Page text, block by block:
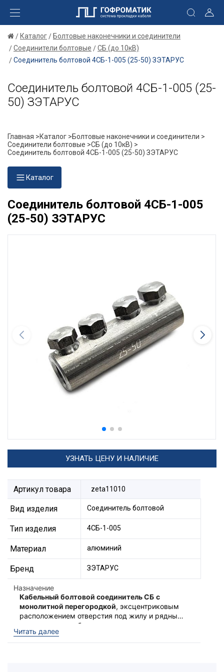
Каталог
Болтовые наконечники и соединители
Соединители болтовые
СБ (до 10кВ)
Соединитель болтовой 4СБ-1-005 (25-50) ЗЭТАРУС
Соединитель болтовой 4СБ-1-005 (25-
50) ЗЭТАРУС
Главная >Каталог >Болтовые наконечники и соединители >
Соединители болтовые >СБ (до 10кВ) >
Соединитель болтовой 4СБ-1-005 (25-50) ЗЭТАРУС
Каталог
Соединитель болтовой 4СБ-1-005
(25-50) ЗЭТАРУС
УЗНАТЬ ЦЕНУ И НАЛИЧИЕ
Артикул товара zeta11010
Вид изделия Соединитель болтовой
Тип изделия 4СБ-1-005
Материал алюминий
Бренд ЗЭТАРУС
Назначение
Кабельный болтовой соединитель СБ с
монолитной перегородкой, эксцентриковым
расположением отверстия под жилу и рядным
расположением болтов.
Предназначен для соединения
Читать далее